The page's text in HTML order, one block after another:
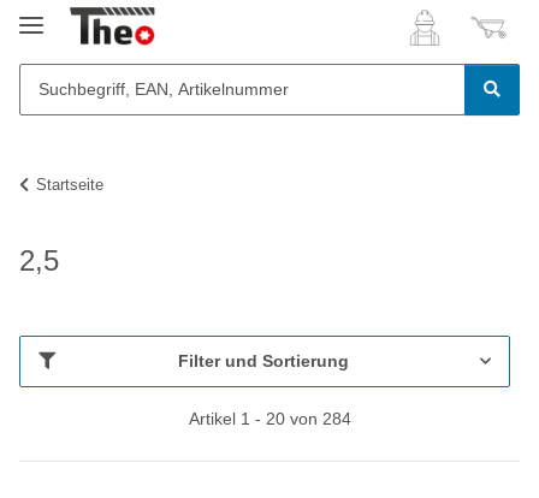
Startseite
2,5
Filter und Sortierung
Artikel 1 - 20 von 284